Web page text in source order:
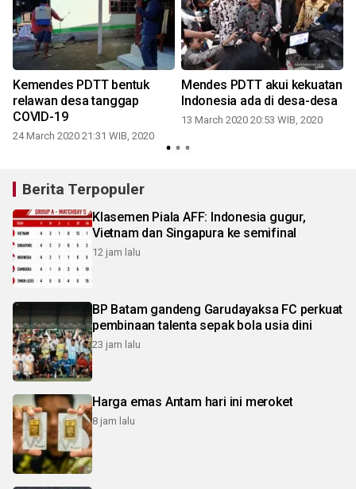
Kemendes PDTT bentuk
relawan desa tanggap
COVID-19
24 March 2020 21:31 WIB, 2020
Mendes PDTT akui kekuatan
Indonesia ada di desa-desa
13 March 2020 20:53 WIB, 2020
Berita Terpopuler
Klasemen Piala AFF: Indonesia gugur,
Vietnam dan Singapura ke semifinal
12 jam lalu
BP Batam gandeng Garudayaksa FC perkuat
pembinaan talenta sepak bola usia dini
23 jam lalu
Harga emas Antam hari ini meroket
8 jam lalu